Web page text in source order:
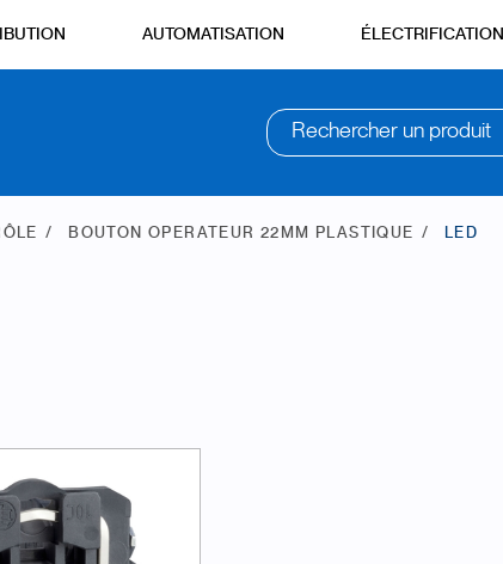
AUTOMATISATION ÉLECTRIFICATION
Rechercher un produit
BOUTON OPERATEUR 22MM PLASTIQUE LED